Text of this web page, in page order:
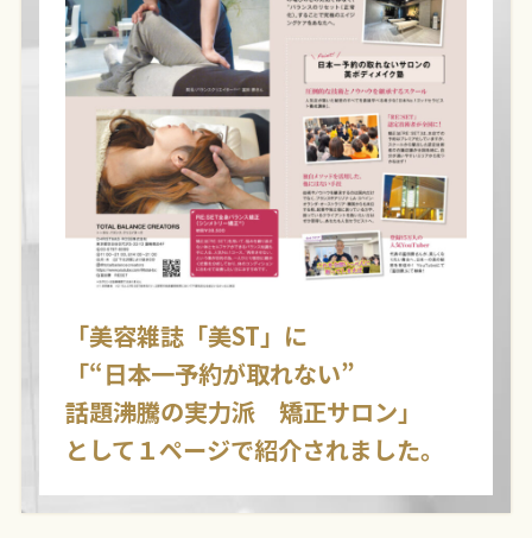
「美容雑誌「美ST」に
「“日本一予約が取れない”
話題沸騰の実力派 矯正サロン」
として１ページで紹介されました。